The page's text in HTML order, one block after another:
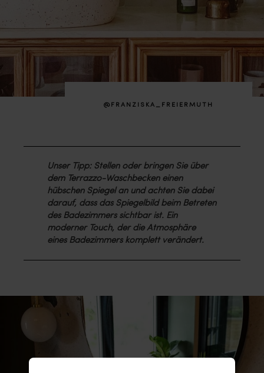
@FRANZISKA_FREIERMUTH
Unser Tipp: Stellen oder bringen Sie über
dem Terrazzo-Waschbecken einen
hübschen Spiegel an und achten Sie dabei
darauf, dass das Spiegelbild beim Betreten
des Badezimmers sichtbar ist. Ein
moderner Touch, der die Atmosphäre
eines Badezimmers komplett verändert.